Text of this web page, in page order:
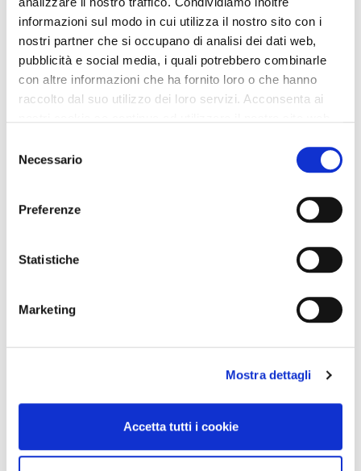
informazioni sul modo in cui utilizza il nostro sito con i
nostri partner che si occupano di analisi dei dati web,
pubblicità e social media, i quali potrebbero combinarle
con altre informazioni che ha fornito loro o che hanno
raccolto dal suo utilizzo dei loro servizi. Acconsenta ai
delNecessario
Preferenze
Statistiche
Marketing
Mostra dettagli
Accetta tutti i cookie
zapatos de salón en piel
119,00 €
-60%